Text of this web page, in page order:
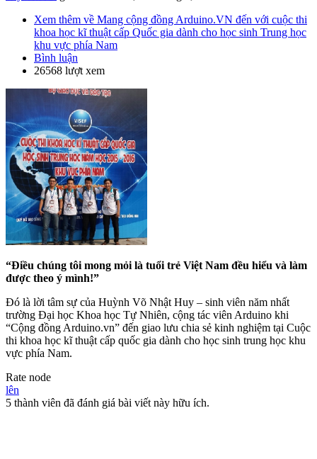
Xem thêm về Mang cộng đồng Arduino.VN đến với cuộc thi
khoa học kĩ thuật cấp Quốc gia dành cho học sinh Trung học
khu vực phía Nam
Bình luận
26568 lượt xem
“Điều chúng tôi mong mỏi là tuổi trẻ Việt Nam đều hiểu và làm
được theo ý mình!”
Đó là lời tâm sự của Huỳnh Võ Nhật Huy – sinh viên năm nhất
trường Đại học Khoa học Tự Nhiên, cộng tác viên Arduino khi
“Cộng đồng Arduino.vn” đến giao lưu chia sẻ kinh nghiệm tại Cuộc
thi khoa học kĩ thuật cấp quốc gia dành cho học sinh trung học khu
vực phía Nam.
Rate node
lên
5 thành viên đã đánh giá bài viết này hữu ích.